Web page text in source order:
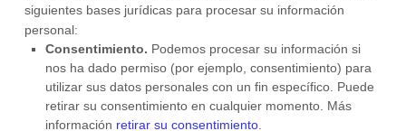
siguientes bases jurídicas para procesar su información
personal:
Consentimiento. Podemos procesar su información si
nos ha dado permiso (por ejemplo consentimiento) para
utilizar sus datos personales con un fin específico. Puede
retirar su consentimiento en cualquier momento. Más
información retirar su consentimiento